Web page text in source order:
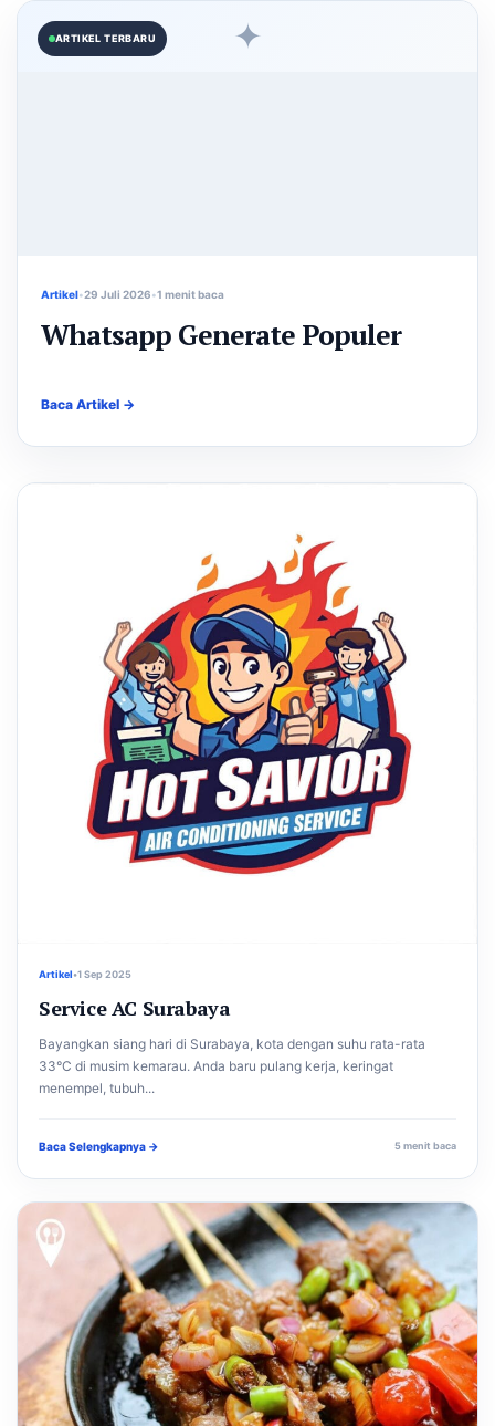
ARTIKEL TERBARU ✦
Artikel 29 Juli 2026 1 menit baca
Whatsapp Generate Populer
Baca Artikel →
Artikel•1 Sep 2025
Service AC Surabaya
Bayangkan siang hari di Surabaya, kota dengan suhu rata-rata
33°C di musim kemarau. Anda baru pulang kerja, keringat
menempel, tubuh...
Baca Selengkapnya → 5 menit baca